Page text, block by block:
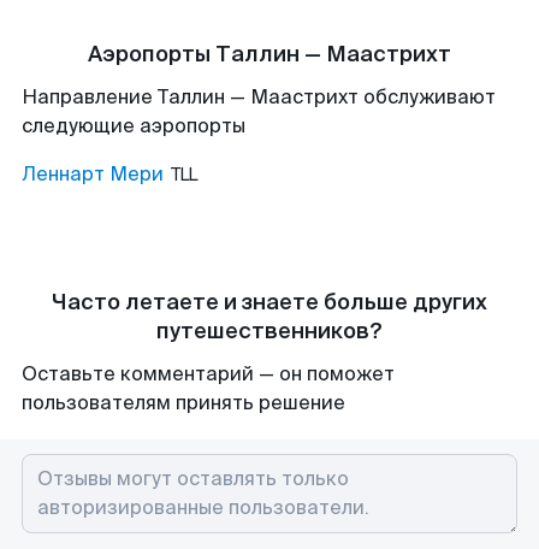
Аэропорты Таллин — Маастрихт
Направление Таллин — Маастрихт обслуживают
следующие аэропорты
Леннарт Мери TLL
Часто летаете и знаете больше других
путешественников?
Оставьте комментарий — он поможет
пользователям принять решение